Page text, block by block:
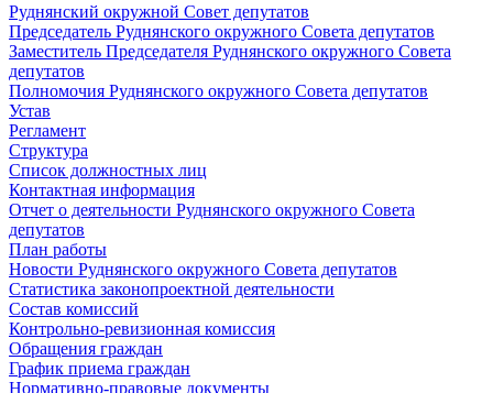
Руднянский окружной Совет депутатов
Председатель Руднянского окружного Совета депутатов
Заместитель Председателя Руднянского окружного Совета
депутатов
Полномочия Руднянского окружного Совета депутатов
Устав
Регламент
Структура
Список должностных лиц
Контактная информация
Отчет о деятельности Руднянского окружного Совета
депутатов
План работы
Новости Руднянского окружного Совета депутатов
Статистика законопроектной деятельности
Состав комиссий
Контрольно-ревизионная комиссия
Обращения граждан
График приема граждан
Нормативно-правовые документы